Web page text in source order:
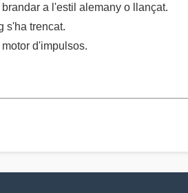
a l'estil alemany o llançat.
s'ha trencat.
d'impulsos.